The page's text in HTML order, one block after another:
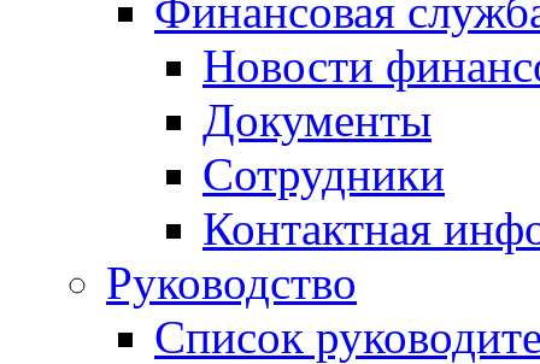
Финансовая
Новости
Документы
Сотрудники
Контактная
Руководство
Список